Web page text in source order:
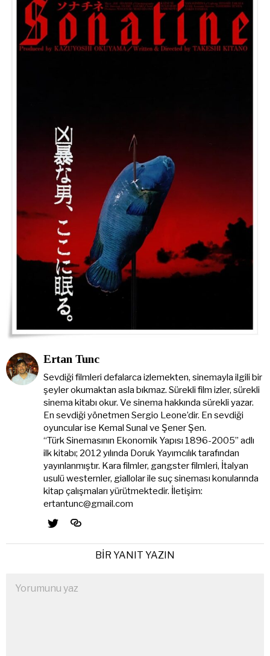
Ertan Tunc
Sevdiği filmleri defalarca izlemekten, sinemayla ilgili bir
şeyler okumaktan asla bıkmaz. Sürekli film izler, sürekli
sinema kitabı okur. Ve sinema hakkında sürekli yazar.
En sevdiği yönetmen Sergio Leone’dir. En sevdiği
oyuncular ise Kemal Sunal ve Şener Şen.
“Türk Sinemasının Ekonomik Yapısı 1896-2005” adlı
ilk kitabı; 2012 yılında Doruk Yayımcılık tarafından
yayınlanmıştır. Kara filmler, gangster filmleri, İtalyan
usulü westernler, giallolar ile suç sineması konularında
kitap çalışmaları yürütmektedir. İletişim:
ertantunc@gmail.com
BIR YANIT YAZIN